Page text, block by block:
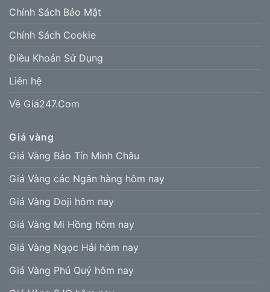
Chính Sách Bảo Mật
Chính Sách Cookie
Điều Khoản Sử Dụng
Liên hệ
Về Giá247.Com
Giá vàng
Giá Vàng Bảo Tín Minh Châu
Giá Vàng các Ngân hàng hôm nay
Giá Vàng Doji hôm nay
Giá Vàng Mi Hồng hôm nay
Giá Vàng Ngọc Hải hôm nay
Giá Vàng Phú Quý hôm nay